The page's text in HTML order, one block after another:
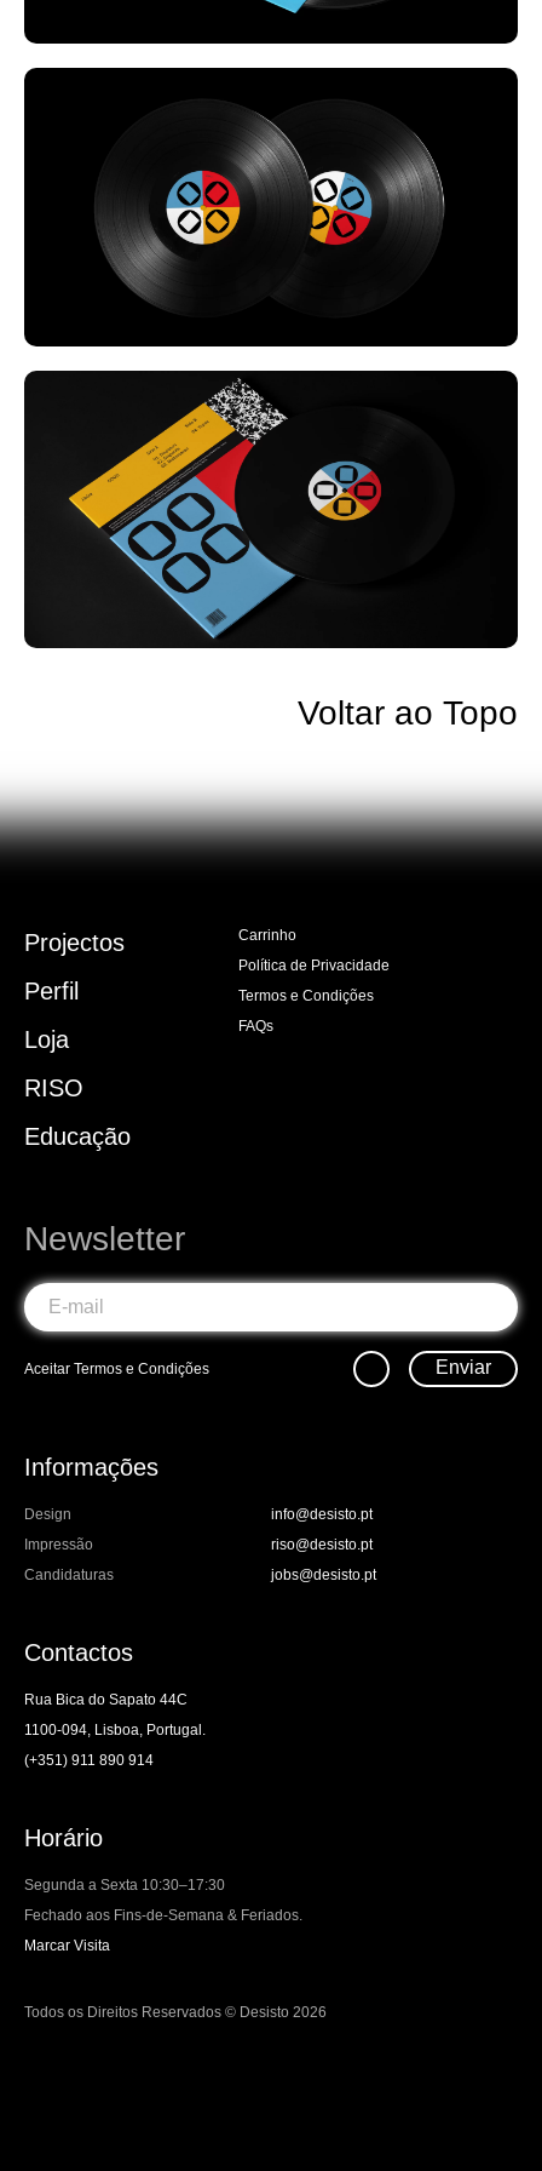
artista. O projeto visual foi desenvolvido em
sob a talentosa visão de Cristiana Morais,
complementam a nossa abordagem, resultando
numa combinação visual que expande o universo
estético da banda. O design gráfico teve como
objetivo traduzir a identidade sonora, criando
uma experiência imersiva que acompanha a
audição do álbum e a sua vibrante essência.
Voltar ao Topo
Projectos
Perfil
Loja
RISO
Educação
Carrinho
Política de Privacidade
Termos e Condições
FAQs
Newsletter
Aceitar Termos e Condições Enviar
Informações
Design
info@desisto.pt
Impressão
riso@desisto.pt
Candidaturas
jobs@desisto.pt
Contactos
Rua Bica do Sapato 44C
1100-094, Lisboa, Portugal.
(+351) 911 890 914
Horário
Segunda a Sexta 10:30–17:30
Fechado aos Fins-de-Semana & Feriados.
Marcar Visita
Todos os Direitos Reservados © Desisto 2026